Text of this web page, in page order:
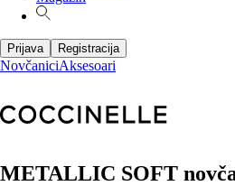
Prijava Registracija
NovčaniciAksesoari
METALLIC SOFT